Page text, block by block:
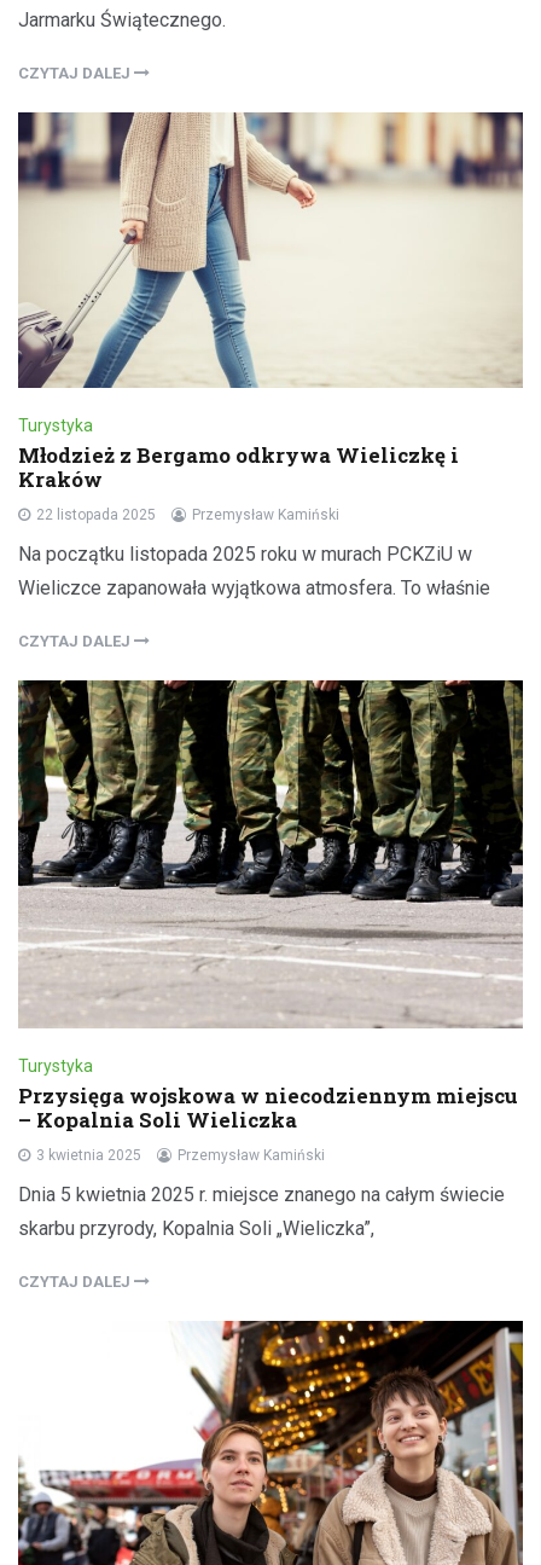
Jarmarku Świątecznego.
CZYTAJ DALEJ
Turystyka
Młodzież z Bergamo odkrywa Wieliczkę i
Kraków
22 listopada 2025 Przemysław Kamiński
Na początku listopada 2025 roku w murach PCKZiU w
Wieliczce zapanowała wyjątkowa atmosfera. To właśnie
CZYTAJ DALEJ
Turystyka
Przysięga wojskowa w niecodziennym miejscu
– Kopalnia Soli Wieliczka
3 kwietnia 2025 Przemysław Kamiński
Dnia 5 kwietnia 2025 r. miejsce znanego na całym świecie
skarbu przyrody, Kopalnia Soli „Wieliczka”,
CZYTAJ DALEJ